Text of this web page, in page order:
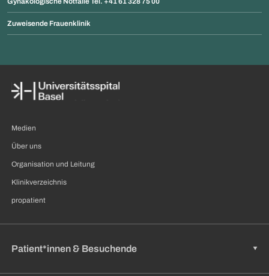
Zuweisende Frauenklinik
Medien
Über uns
Organisation und Leitung
Klinikverzeichnis
propatient
Patient*innen & Besuchende